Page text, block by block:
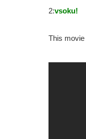
2:vsoku!
This movie